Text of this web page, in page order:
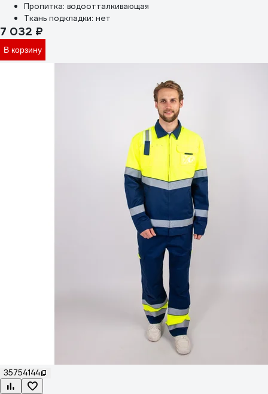
Пропитка: водоотталкивающая
Ткань подкладки: нет
7 032 ₽
В корзину
35754144